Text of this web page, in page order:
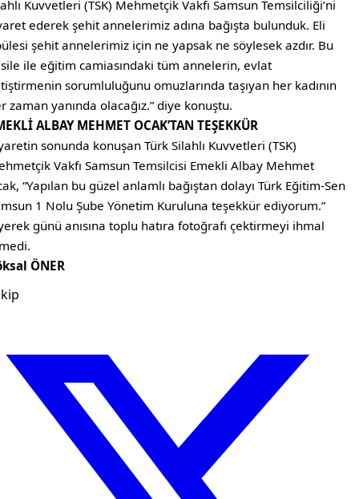
Kuvvetleri (TSK) Mehmetçik Vakfı Samsun Temsilciliği’ni
ederek şehit annelerimiz adına bağışta bulunduk. Eli
şehit annelerimiz için ne yapsak ne söylesek azdır. Bu
ile eğitim camiasındaki tüm annelerin, evlat
sorumluluğunu omuzlarında taşıyan her kadının
zaman yanında olacağız.” diye konuştu.
ALBAY MEHMET OCAK’TAN TEŞEKKÜR
sonunda konuşan Türk Silahlı Kuvvetleri (TSK)
Vakfı Samsun Temsilcisi Emekli Albay Mehmet
“Yapılan bu güzel anlamlı bağıştan dolayı Türk Eğitim-Sen
1 Nolu Şube Yönetim Kuruluna teşekkür ediyorum.”
günü anısına toplu hatıra fotoğrafı çektirmeyi ihmal
ÖNER